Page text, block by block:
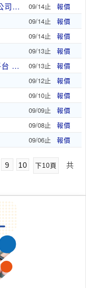
您好，我們在尋找MIS外包及IT顧問公司，目前有.. 09/14止 報價
09/14止 報價
09/14止 報價
09/13止 報價
XD-2002W 有線USB二維條碼掃描平台 行.. 09/13止 報價
09/12止 報價
09/10止 報價
09/09止 報價
09/08止 報價
09/06止 報價
9 10 下10頁
共